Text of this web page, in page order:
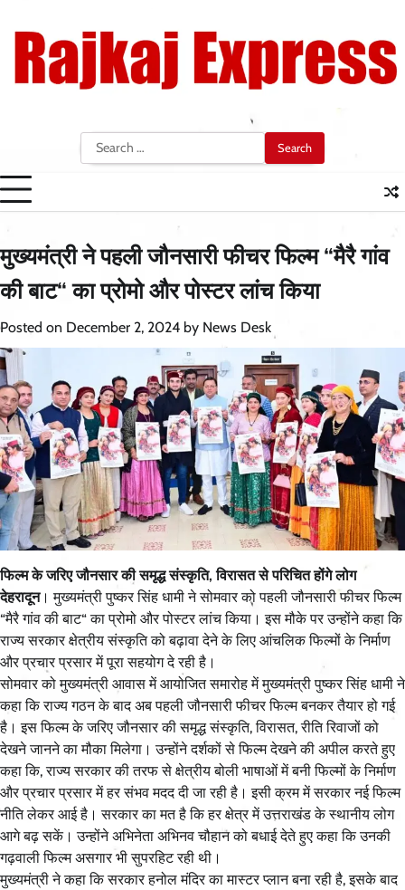
content
Search
for:
मुख्यमंत्री ने पहली जौनसारी फीचर फिल्म “मैरै गांव
की बाट“ का प्रोमो और पोस्टर लांच किया
Posted on December 2, 2024 by News Desk
फिल्म के जरिए जौनसार की समृद्ध संस्कृति, विरासत से परिचित होंगे लोग
देहरादून। मुख्यमंत्री पुष्कर सिंह धामी ने सोमवार को पहली जौनसारी फीचर फिल्म
“मैरै गांव की बाट“ का प्रोमो और पोस्टर लांच किया। इस मौके पर उन्होंने कहा कि
राज्य सरकार क्षेत्रीय संस्कृति को बढ़ावा देने के लिए आंचलिक फिल्मों के निर्माण
और प्रचार प्रसार में पूरा सहयोग दे रही है।
सोमवार को मुख्यमंत्री आवास में आयोजित समारोह में मुख्यमंत्री पुष्कर सिंह धामी ने
कहा कि राज्य गठन के बाद अब पहली जौनसारी फीचर फिल्म बनकर तैयार हो गई
है। इस फिल्म के जरिए जौनसार की समृद्ध संस्कृति, विरासत, रीति रिवाजों को
देखने जानने का मौका मिलेगा। उन्होंने दर्शकों से फिल्म देखने की अपील करते हुए
कहा कि, राज्य सरकार की तरफ से क्षेत्रीय बोली भाषाओं में बनी फिल्मों के निर्माण
और प्रचार प्रसार में हर संभव मदद दी जा रही है। इसी क्रम में सरकार नई फिल्म
नीति लेकर आई है। सरकार का मत है कि हर क्षेत्र में उत्तराखंड के स्थानीय लोग
आगे बढ़ सकें। उन्होंने अभिनेता अभिनव चौहान को बधाई देते हुए कहा कि उनकी
गढ़वाली फिल्म असगार भी सुपरहिट रही थी।
मुख्यमंत्री ने कहा कि सरकार हनोल मंदिर का मास्टर प्लान बना रही है, इसके बाद